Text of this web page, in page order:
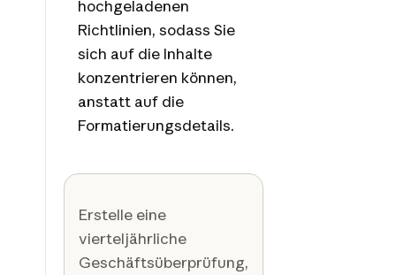
hochgeladenen
Richtlinien, sodass Sie
sich auf die Inhalte
konzentrieren können,
anstatt auf die
Formatierungsdetails.
Erstelle eine
vierteljährliche
Geschäftsüberprüfung,